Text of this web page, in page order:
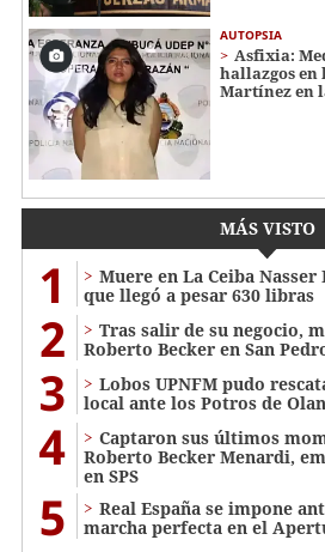
AUTOPSIA
Asfixia:
hallazgos en
Martínez en
MÁS VISTO
1
Muere en La Ceiba
que llegó a pesar 630 libras
2
Tras salir de su negocio,
Roberto Becker en San
3
Lobos UPNFM pudo
local ante los Potros de
4
Captaron sus últimos
Roberto Becker Menardi​​​,
en SPS
5
Real España se impone
marcha perfecta en el